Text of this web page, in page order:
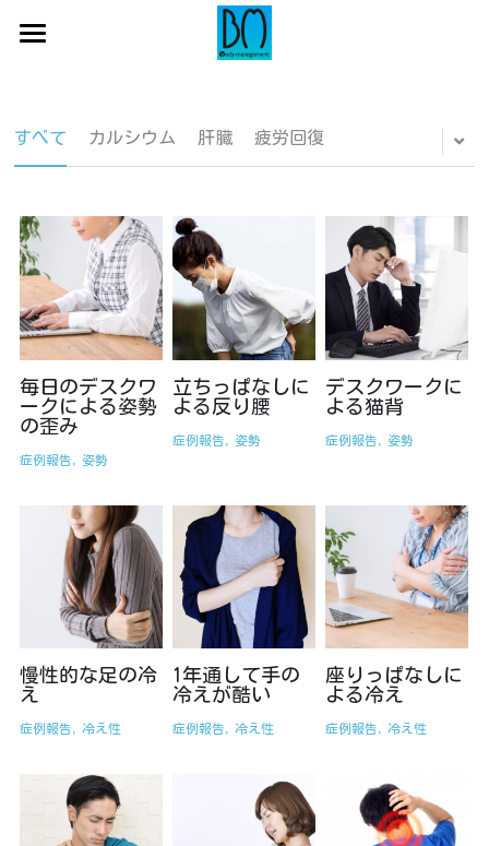
蒲田店
吉祥寺店
錦糸町店
コース一覧・料金
施術の流れ
全身整体コース
全身整体・小顔コース
オーダーメイドコース
よくある症例・お悩み
ご予約はコチラ
すべて カルシウム 肝臓 疲労回復
毎日のデスクワ
ークによる姿勢
の歪み
症例報告, 姿勢
立ちっぱなしに
よる反り腰
症例報告, 姿勢
デスクワークに
よる猫背
症例報告, 姿勢
慢性的な足の冷
え
症例報告, 冷え性
1年通して手の
冷えが酷い
症例報告, 冷え性
座りっぱなしに
よる冷え
症例報告, 冷え性
ブログカテゴリー
お悩み
症例報告
症状別
お役立ちブログ